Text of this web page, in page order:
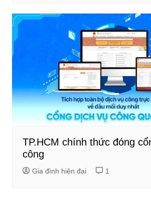
TP.HCM chính thức đóng
công
Gia đình hiện đại 1